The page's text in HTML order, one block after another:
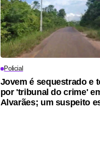
Policial
Jovem é sequestrado e
por 'tribunal do crime'
Alvarães; um suspeito